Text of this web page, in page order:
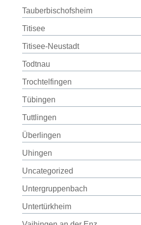
Tauberbischofsheim
Titisee
Titisee-Neustadt
Todtnau
Trochtelfingen
Tübingen
Tuttlingen
Überlingen
Uhingen
Uncategorized
Untergruppenbach
Untertürkheim